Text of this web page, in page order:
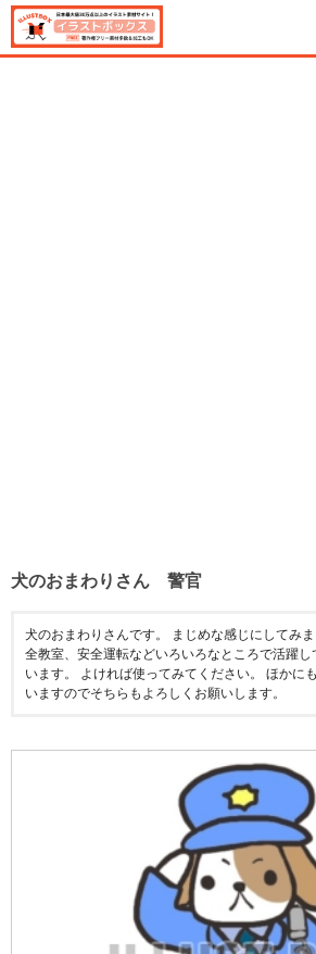
犬のおまわりさん 警官
犬のおまわりさんです。 まじめな感じにしてみ
全教室、安全運転などいろいろなところで活躍
います。 よければ使ってみてください。 ほかに
いますのでそちらもよろしくお願いします。